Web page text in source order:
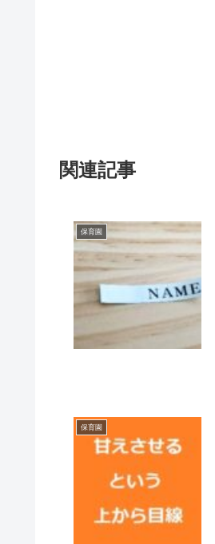
関連記事
保育園
保育園